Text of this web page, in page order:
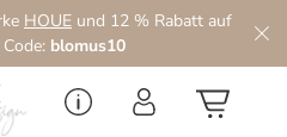
HOUE und 12 % Rabatt auf
blomus10